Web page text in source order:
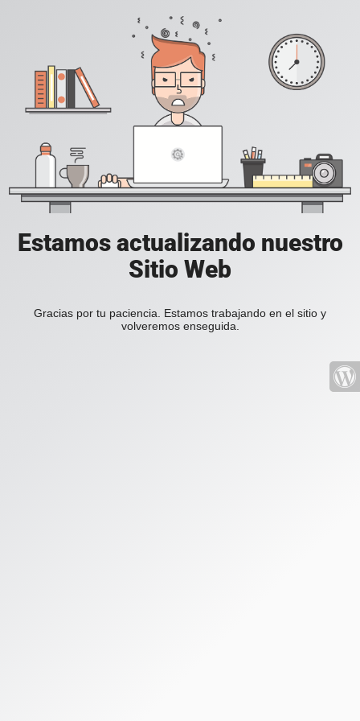
Estamos actualizando nuestro
Sitio Web
Gracias por tu paciencia. Estamos trabajando en el sitio y
volveremos enseguida.